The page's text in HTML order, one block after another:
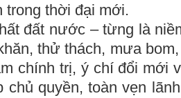
trong thời đại mới.
đất nước – từng là
thử thách, mưa
chính trị, ý chí đổi mới
chủ quyền, toàn vẹn